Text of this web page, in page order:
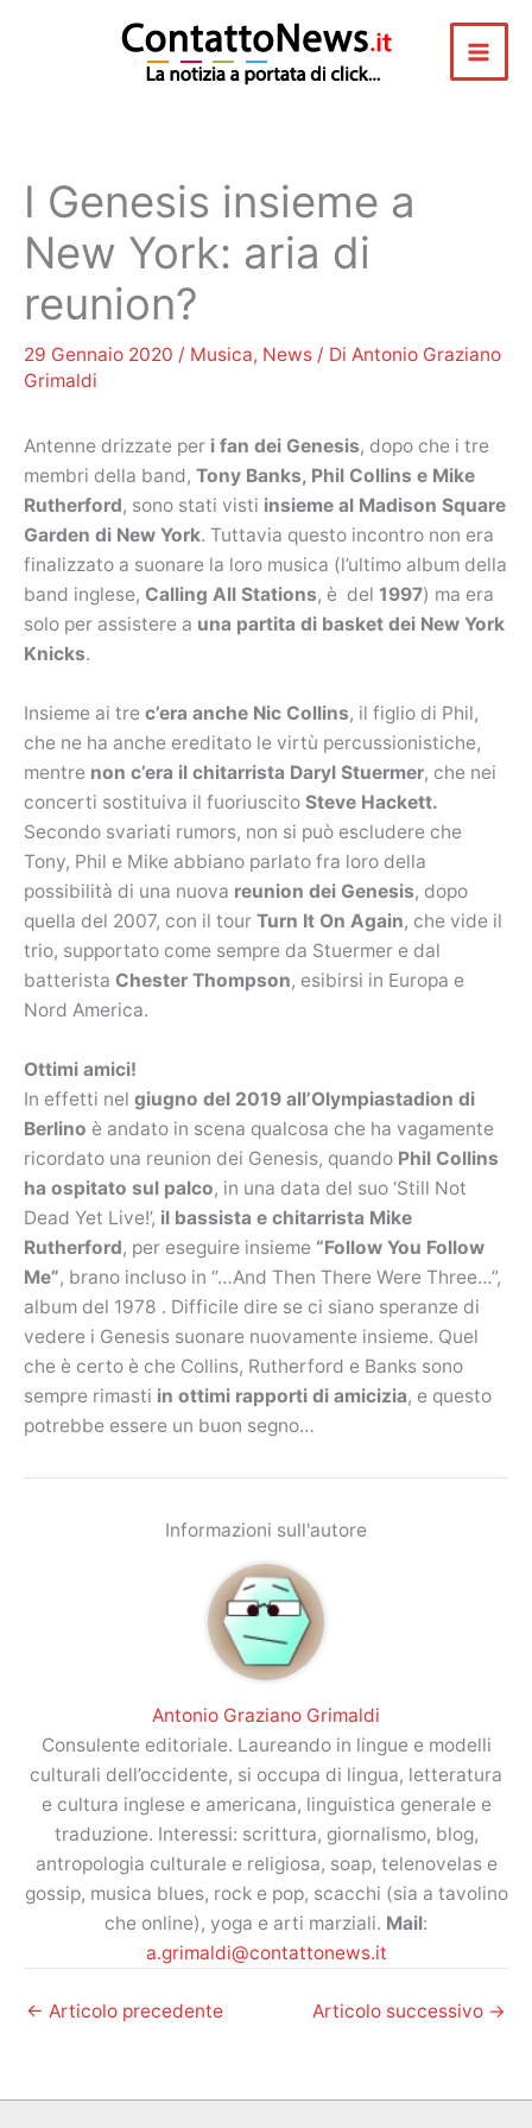
I Genesis insieme a
New York: aria di
reunion?
29 Gennaio 2020 / Musica, News / Di Antonio Graziano
Grimaldi
Antenne drizzate per i fan dei Genesis, dopo che i tre
membri della band, Tony Banks, Phil Collins e Mike
Rutherford, sono stati visti insieme al Madison Square
Garden di New York. Tuttavia questo incontro non era
finalizzato a suonare la loro musica (l’ultimo album della
band inglese, Calling All Stations, è del 1997) ma era
solo per assistere a una partita di basket dei New York
Knicks.
Insieme ai tre c’era anche Nic Collins, il figlio di Phil,
che ne ha anche ereditato le virtù percussionistiche,
mentre non c’era il chitarrista Daryl Stuermer, che nei
concerti sostituiva il fuoriuscito Steve Hackett.
Secondo svariati rumors, non si può escludere che
Tony, Phil e Mike abbiano parlato fra loro della
possibilità di una nuova reunion dei Genesis, dopo
quella del 2007, con il tour Turn It On Again, che vide il
trio, supportato come sempre da Stuermer e dal
batterista Chester Thompson, esibirsi in Europa e
Nord America.
Ottimi amici!
In effetti nel giugno del 2019 all’Olympiastadion di
Berlino è andato in scena qualcosa che ha vagamente
ricordato una reunion dei Genesis, quando Phil Collins
ha ospitato sul palco, in una data del suo ‘Still Not
Dead Yet Live!’, il bassista e chitarrista Mike
Rutherford, per eseguire insieme “Follow You Follow
Me”, brano incluso in “…And Then There Were Three…”,
album del 1978 . Difficile dire se ci siano speranze di
vedere i Genesis suonare nuovamente insieme. Quel
che è certo è che Collins, Rutherford e Banks sono
sempre rimasti in ottimi rapporti di amicizia, e questo
potrebbe essere un buon segno…
Informazioni sull'autore
Antonio Graziano Grimaldi
Consulente editoriale. Laureando in lingue e modelli
culturali dell’occidente, si occupa di lingua, letteratura
e cultura inglese e americana, linguistica generale e
traduzione. Interessi: scrittura, giornalismo, blog,
antropologia culturale e religiosa, soap, telenovelas e
gossip, musica blues, rock e pop, scacchi (sia a tavolino
che online), yoga e arti marziali. Mail:
a.grimaldi@contattonews.it
← Articolo precedente Articolo successivo →